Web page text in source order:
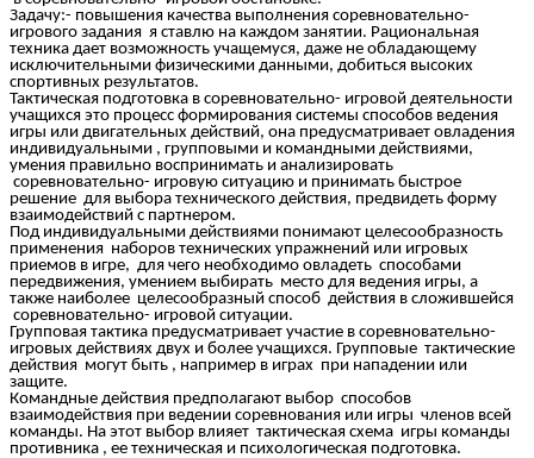
Задачу:- повышения качества выполнения соревновательно-
игрового задания я ставлю на каждом занятии. Рациональная
техника дает возможность учащемуся, даже не обладающему
исключительными физическими данными, добиться высоких
спортивных результатов.
Тактическая подготовка в соревновательно- игровой деятельности
учащихся это процесс формирования системы способов ведения
игры или двигательных действий, она предусматривает овладения
индивидуальными , групповыми и командными действиями,
умения правильно воспринимать и анализировать
соревновательно- игровую ситуацию и принимать быстрое
решение для выбора технического действия, предвидеть форму
взаимодействий с партнером.
Под индивидуальными действиями понимают целесообразность
применения наборов технических упражнений или игровых
приемов в игре, для чего необходимо овладеть способами
передвижения, умением выбирать место для ведения игры, а
также наиболее целесообразный способ действия в сложившейся
соревновательно- игровой ситуации.
Групповая тактика предусматривает участие в соревновательно-
игровых действиях двух и более учащихся. Групповые тактические
действия могут быть , например в играх при нападении или
защите.
Командные действия предполагают выбор способов
взаимодействия при ведении соревнования или игры членов всей
команды. На этот выбор влияет тактическая схема игры команды
противника , ее техническая и психологическая подготовка.